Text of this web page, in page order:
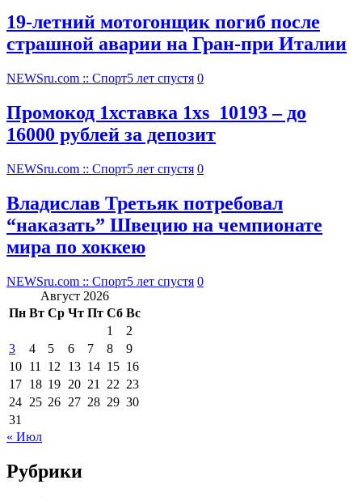
19-летний мотогонщик погиб после
страшной аварии на Гран-при Италии
NEWSru.com :: Спорт5 лет спустя 0
Промокод 1хставка 1xs_10193 – до
16000 рублей за депозит
NEWSru.com :: Спорт5 лет спустя 0
Владислав Третьяк потребовал
“наказать” Швецию на чемпионате
мира по хоккею
NEWSru.com :: Спорт5 лет спустя 0
Август 2026
Пн Вт Ср Чт Пт Сб Вс
1
2
3
4 5 6 7 8
9
10 11 12 13 14 15 16
17 18 19 20 21 22 23
24 25 26 27 28 29 30
31
« Июл
Рубрики